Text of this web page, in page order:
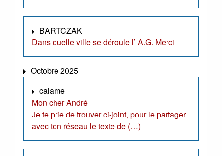
BARTCZAK
Dans quelle ville se déroule l’ A.G. Merci
Octobre 2025
calame
Mon cher André
Je te prie de trouver ci-joint, pour le partager
avec ton réseau le texte de (…)